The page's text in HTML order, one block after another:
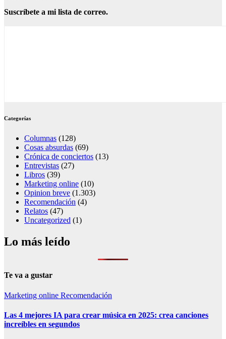
Suscríbete a mi lista de correo.
Categorías
Columnas (128)
Cosas absurdas (69)
Crónica de conciertos (13)
Entrevistas (27)
Libros (39)
Marketing online (10)
Opinion breve (1.303)
Recomendación (4)
Relatos (47)
Uncategorized (1)
Lo más leído
Te va a gustar
Marketing online Recomendación
Las 4 mejores IA para crear música en 2025: crea canciones
increíbles en segundos